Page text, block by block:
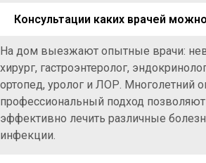
Консультации каких врачей
На дом выезжают опытные врачи:
хирург, гастроэнтеролог,
ортопед, уролог и ЛОР. Многолетний
профессиональный подход
эффективно лечить различные
инфекции.